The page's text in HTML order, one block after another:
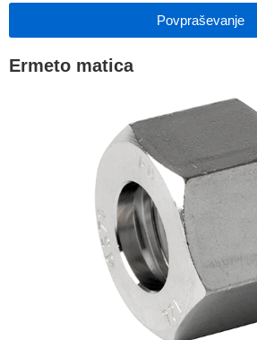
Povpraševanje
Ermeto matica